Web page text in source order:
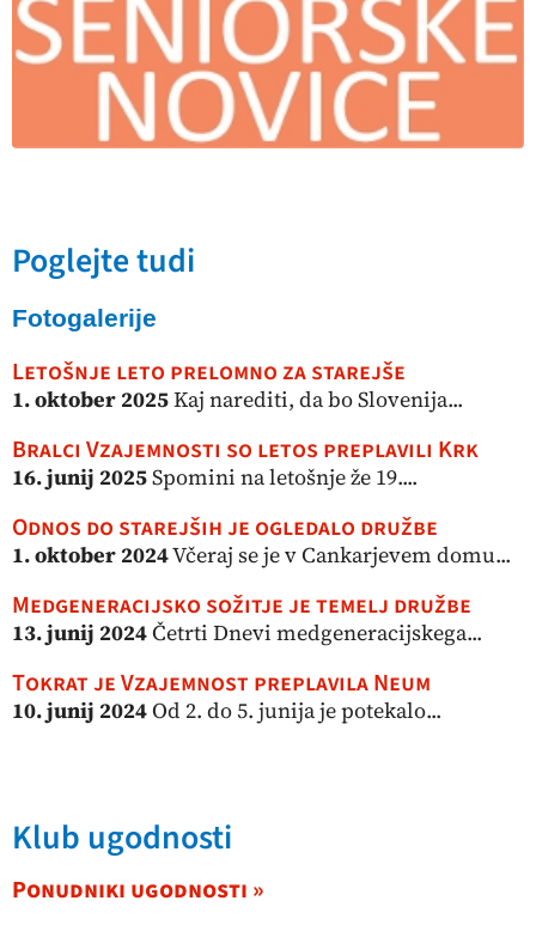
Poglejte tudi
Fotogalerije
Letošnje leto prelomno za starejše
1. oktober 2025Kaj narediti, da bo Slovenija...
Bralci Vzajemnosti so letos preplavili Krk
16. junij 2025Spomini na letošnje že 19....
Odnos do starejših je ogledalo družbe
1. oktober 2024Včeraj se je v Cankarjevem domu...
Medgeneracijsko sožitje je temelj družbe
13. junij 2024Četrti Dnevi medgeneracijskega...
Tokrat je Vzajemnost preplavila Neum
10. junij 2024Od 2. do 5. junija je potekalo...
Klub ugodnosti
Ponudniki ugodnosti »